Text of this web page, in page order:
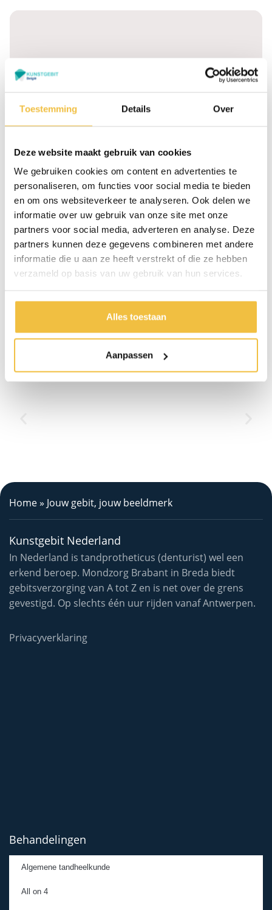
Toestemming Details Over
Deze website maakt gebruik van cookies
We gebruiken cookies om content en advertenties te
personaliseren, om functies voor social media te bieden
en om ons websiteverkeer te analyseren. Ook delen we
informatie over uw gebruik van onze site met onze
partners voor social media, adverteren en analyse. Deze
partners kunnen deze gegevens combineren met andere
informatie die u aan ze heeft verstrekt of die ze hebben
verzameld op basis van uw gebruik van hun services.
Alles toestaan
Aanpassen
Graag meer informatie?
Dr Struyckenplein 67
- 68 4812 TA Breda
(Nederland)
+31 76 - 78 511 50
Ma t/m vr: 09:00 -
16:00 uur
Zaterdag alléén voor
reparatie van uw
kunstgebit bij ons
tandtechnisch lab aan het
Dr Struyckenplein 61
Maak een Bel direct
Home» Jouw gebit, jouw beeldmerk
Kunstgebit Nederland
In Nederland is tandprotheticus (denturist) wel een
erkend beroep. Mondzorg Brabant in Breda biedt
gebitsverzorging van A tot Z en is net over de grens
gevestigd. Op slechts één uur rijden vanaf Antwerpen.
Privacyverklaring
Behandelingen
Algemene tandheelkunde
All on 4